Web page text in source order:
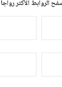
الروابط الأكثر رواجا